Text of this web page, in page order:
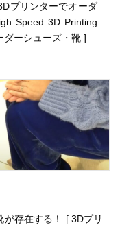
プリンターでオーダ
Speed 3D Printing
ーシューズ・靴 ]
存在する！ [ 3Dプリ